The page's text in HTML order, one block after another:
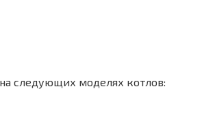
на следующих моделях котлов: